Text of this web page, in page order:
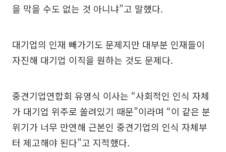
을 막을 수도 없는 것 아니냐”고 말했다.
대기업의 인재 빼가기도 문제지만 대부분 인재들이
자진해 대기업 이직을 원하는 것도 문제다.
중견기업연합회 유영식 이사는 “사회적인 인식 자체
가 대기업 위주로 쏠려있기 때문”이라며 “이 같은 분
위기가 너무 만연해 근본인 중견기업의 인식 자체부
터 제고해야 된다”고 지적했다.